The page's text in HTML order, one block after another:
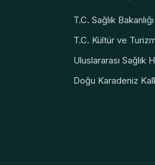
T.C. Sağlık Bakanlığı
T.C. Kültür ve
Uluslararası Sağlık
Doğu Karadeniz